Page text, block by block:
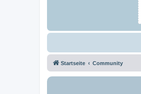
Startseite Community